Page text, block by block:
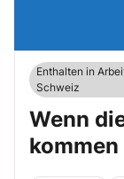
Enthalten in
Schweiz
Wenn
kommen